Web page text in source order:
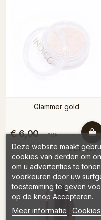
Glammer gold
€ 6,00 HTVA
€ 7,26 TVAC DÉTAILS
Deze website maakt
cookies van derden om
om u advertenties te
voorkeuren door uw
toestemming te geven
op de knop Accepteren.
Meer informatie